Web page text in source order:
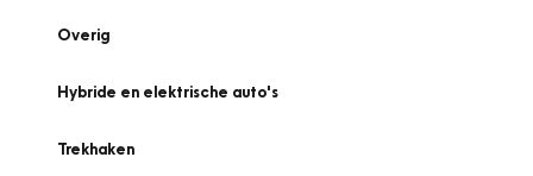
Overig
Hybride en elektrische auto's
Trekhaken